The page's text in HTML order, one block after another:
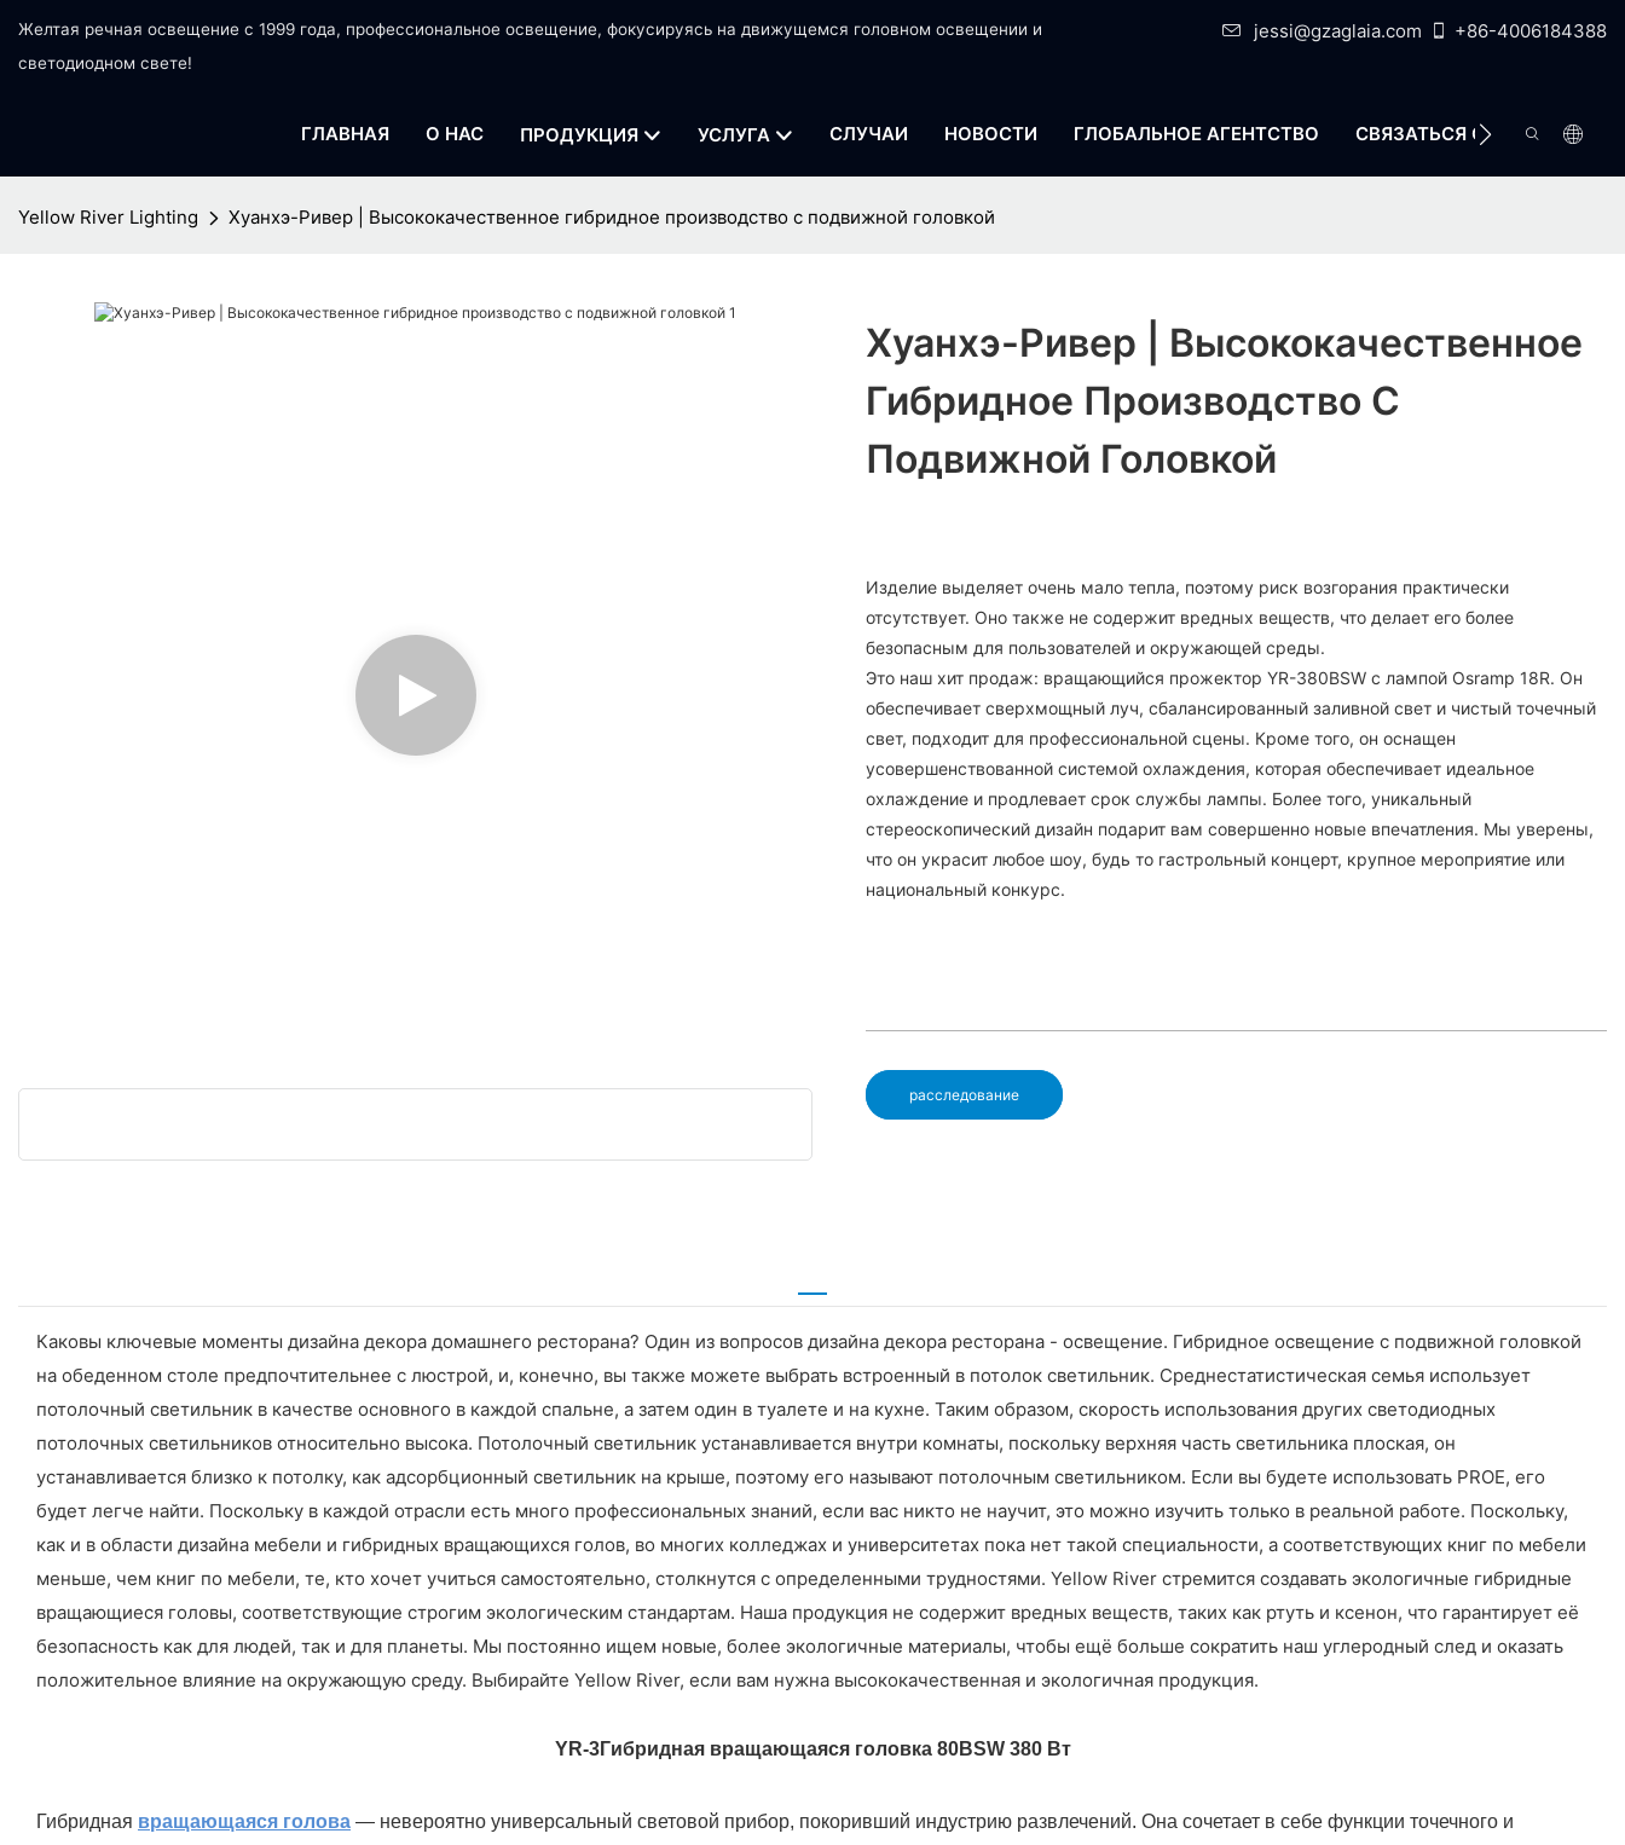
Желтая речная освещение с 1999 года, профессиональное освещение, фокусируясь на движущемся головном освещении и
светодиодном свете!
jessi@gzaglaia.com +86-4006184388
ГЛАВНАЯ О НАС ПРОДУКЦИЯ УСЛУГА СЛУЧАИ НОВОСТИ ГЛОБАЛЬНОЕ АГЕНТСТВО СВЯЗАТЬСЯ С НАМИ
Yellow River Lighting Хуанхэ-Ривер | Высококачественное гибридное производство с подвижной головкой
Хуанхэ-Ривер | Высококачественное
Гибридное Производство С
Подвижной Головкой
Изделие выделяет очень мало тепла, поэтому риск возгорания практически
отсутствует. Оно также не содержит вредных веществ, что делает его более
безопасным для пользователей и окружающей среды.
Это наш хит продаж: вращающийся прожектор YR-380BSW с лампой Osramp 18R. Он
обеспечивает сверхмощный луч, сбалансированный заливной свет и чистый точечный
свет, подходит для профессиональной сцены. Кроме того, он оснащен
усовершенствованной системой охлаждения, которая обеспечивает идеальное
охлаждение и продлевает срок службы лампы. Более того, уникальный
стереоскопический дизайн подарит вам совершенно новые впечатления. Мы уверены,
что он украсит любое шоу, будь то гастрольный концерт, крупное мероприятие или
национальный конкурс.
расследование
Каковы ключевые моменты дизайна декора домашнего ресторана? Один из вопросов дизайна декора ресторана - освещение. Гибридное освещение с подвижной головкой
на обеденном столе предпочтительнее с люстрой, и, конечно, вы также можете выбрать встроенный в потолок светильник. Среднестатистическая семья использует
потолочный светильник в качестве основного в каждой спальне, а затем один в туалете и на кухне. Таким образом, скорость использования других светодиодных
потолочных светильников относительно высока. Потолочный светильник устанавливается внутри комнаты, поскольку верхняя часть светильника плоская, он
устанавливается близко к потолку, как адсорбционный светильник на крыше, поэтому его называют потолочным светильником. Если вы будете использовать PROE, его
будет легче найти. Поскольку в каждой отрасли есть много профессиональных знаний, если вас никто не научит, это можно изучить только в реальной работе. Поскольку,
как и в области дизайна мебели и гибридных вращающихся голов, во многих колледжах и университетах пока нет такой специальности, а соответствующих книг по мебели
меньше, чем книг по мебели, те, кто хочет учиться самостоятельно, столкнутся с определенными трудностями. Yellow River стремится создавать экологичные гибридные
вращающиеся головы, соответствующие строгим экологическим стандартам. Наша продукция не содержит вредных веществ, таких как ртуть и ксенон, что гарантирует её
безопасность как для людей, так и для планеты. Мы постоянно ищем новые, более экологичные материалы, чтобы ещё больше сократить наш углеродный след и оказать
положительное влияние на окружающую среду. Выбирайте Yellow River, если вам нужна высококачественная и экологичная продукция.
YR-3Гибридная вращающаяся головка 80BSW 380 Вт
Гибридная вращающаяся голова — невероятно универсальный световой прибор, покоривший индустрию развлечений. Она сочетает в себе функции точечного и